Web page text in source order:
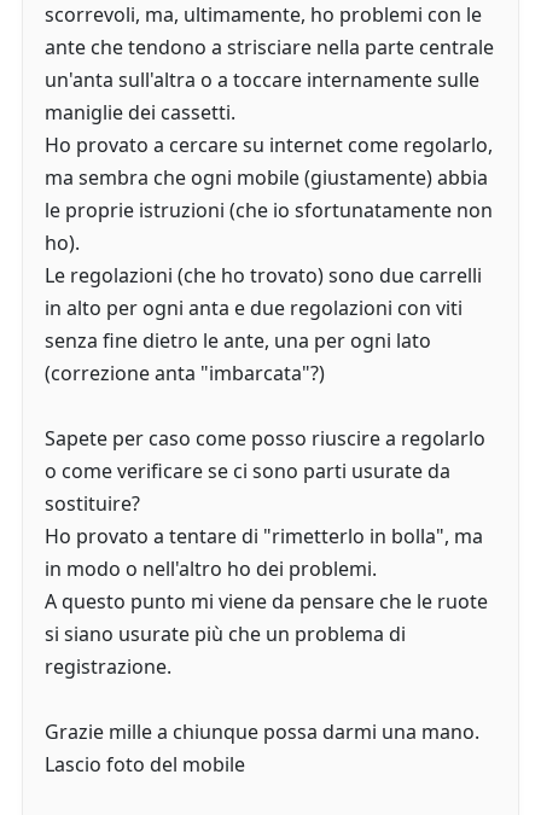
scorrevoli, ma, ultimamente, ho problemi con le
ante che tendono a strisciare nella parte centrale
un'anta sull'altra o a toccare internamente sulle
maniglie dei cassetti.
Ho provato a cercare su internet come regolarlo,
ma sembra che ogni mobile (giustamente) abbia
le proprie istruzioni (che io sfortunatamente non
ho).
Le regolazioni (che ho trovato) sono due carrelli
in alto per ogni anta e due regolazioni con viti
senza fine dietro le ante, una per ogni lato
(correzione anta "imbarcata"?)
Sapete per caso come posso riuscire a regolarlo
o come verificare se ci sono parti usurate da
sostituire?
Ho provato a tentare di "rimetterlo in bolla", ma
in modo o nell'altro ho dei problemi.
A questo punto mi viene da pensare che le ruote
si siano usurate più che un problema di
registrazione.
Grazie mille a chiunque possa darmi una mano.
Lascio foto del mobile